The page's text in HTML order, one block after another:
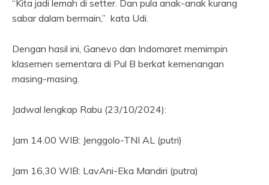
“Kita jadi lemah di setter. Dan pula anak-anak kurang
sabar dalam bermain,” kata Udi.
Dengan hasil ini, Ganevo dan Indomaret memimpin
klasemen sementara di Pul B berkat kemenangan
masing-masing.
Jadwal lengkap Rabu (23/10/2024):
Jam 14.00 WIB: Jenggolo-TNI AL (putri)
Jam 16,30 WIB: LavAni-Eka Mandiri (putra)